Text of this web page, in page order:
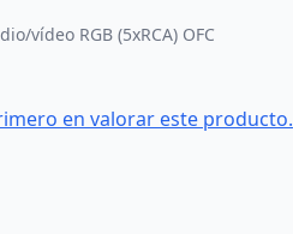
vídeo RGB (5xRCA) OFC
en valorar este producto.